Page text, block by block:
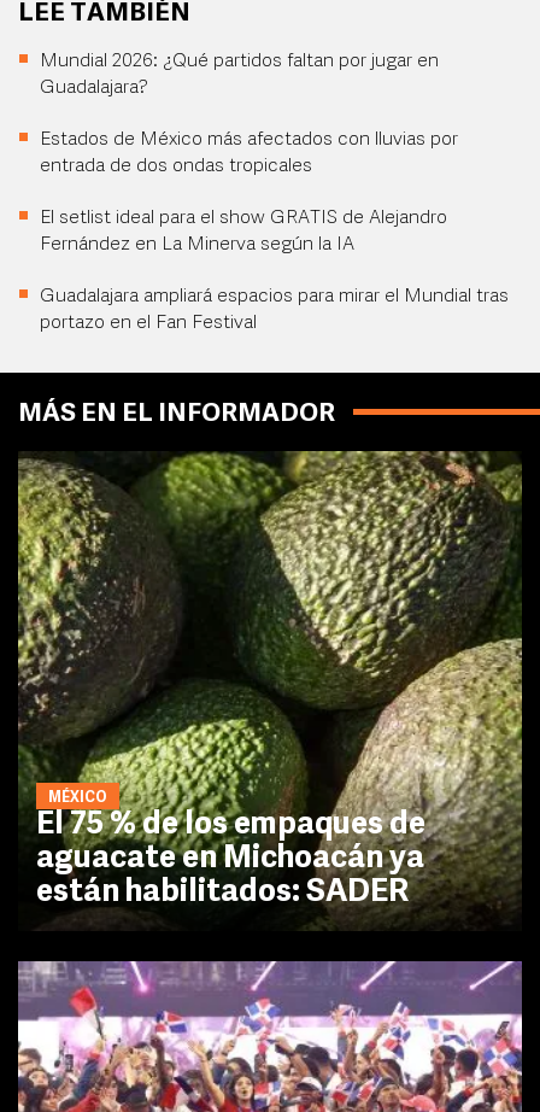
LEE TAMBIÉN
Mundial 2026: ¿Qué partidos faltan por jugar en
Guadalajara?
Estados de México más afectados con lluvias por
entrada de dos ondas tropicales
El setlist ideal para el show GRATIS de Alejandro
Fernández en La Minerva según la IA
Guadalajara ampliará espacios para mirar el Mundial tras
portazo en el Fan Festival
MÁS EN EL INFORMADOR
MÉXICO
El 75 % de los empaques de
aguacate en Michoacán ya
están habilitados: SADER